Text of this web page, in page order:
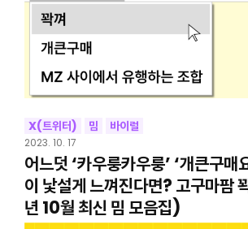
X(트위터) 밈 바이럴
2023. 10. 17
어느덧 ‘카우룽카우룽’ ‘개큰구매
이 낯설게 느껴진다면? 고구마
년 10월 최신 밈 모음집)